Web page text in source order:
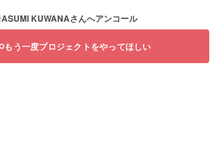
ASUMI KUWANAさんへアンコール
もう一度プロジェクトをやってほしい